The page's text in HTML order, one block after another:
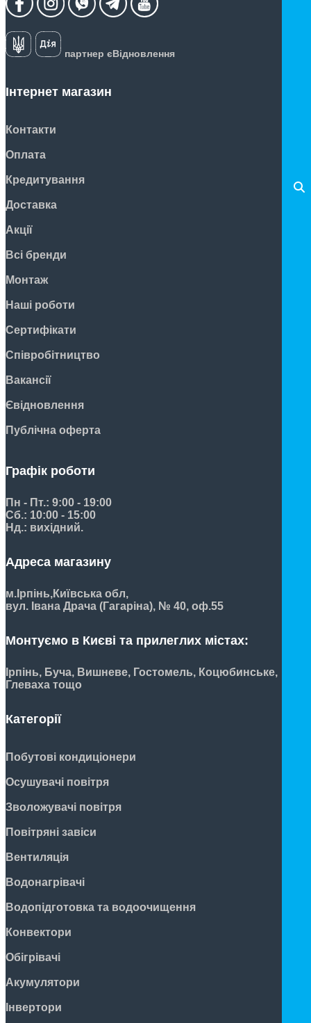
партнер єВідновлення
Інтернет магазин
Контакти
Оплата
Кредитування
Доставка
Акції
Всі бренди
Монтаж
Наші роботи
Сертифікати
Співробітництво
Вакансії
Євідновлення
Публічна оферта
Графік роботи
Пн - Пт.: 9:00 - 19:00
Сб.: 10:00 - 15:00
Нд.: вихідний.
Адреса магазину
м.Ірпінь,Київська обл,
вул. Івана Драча (Гагаріна), № 40, оф.55
Монтуємо в Києві та прилеглих містах:
Ірпінь, Буча, Вишневе, Гостомель, Коцюбинське,
Глеваха тощо
Категорії
Побутові кондиціонери
Осушувачі повітря
Зволожувачі повітря
Повітряні завіси
Вентиляція
Водонагрівачі
Водопідготовка та водоочищення
Конвектори
Обігрівачі
Акумулятори
Інвертори